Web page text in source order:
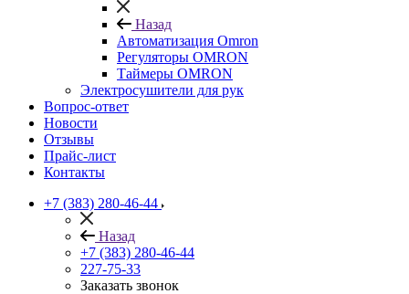
Назад
Автоматизация Omron
Регуляторы OMRON
Таймеры OMRON
Электросушители для рук
Вопрос-ответ
Новости
Отзывы
Прайс-лист
Контакты
+7 (383) 280-46-44
Назад
+7 (383) 280-46-44
227-75-33
Заказать звонок